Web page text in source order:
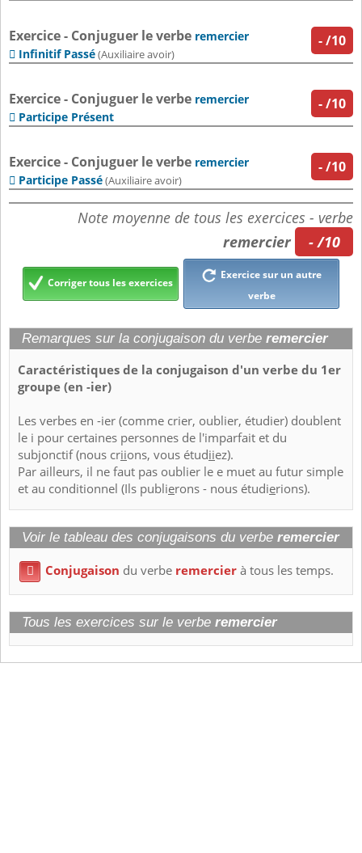
-/10
Exercice - Conjuguer le verbe remercier
 Infinitif Passé(Auxiliaire avoir)
-/10
Exercice - Conjuguer le verbe remercier
 Participe Présent
-/10
Exercice - Conjuguer le verbe remercier
 Participe Passé(Auxiliaire avoir)
Note moyenne de tous les exercices - verbe
remercier
- /10
Corriger tous les exercices
Exercice sur un autre
verbe
Remarques sur la conjugaison du verbe remercier
Caractéristiques de la conjugaison d'un verbe du 1er
groupe (en -ier)
Les verbes en -ier (comme crier, oublier, étudier) doublent
le i pour certaines personnes de l'imparfait et du
subjonctif (nous criions, vous étudiiez).
Par ailleurs, il ne faut pas oublier le e muet au futur simple
et au conditionnel (Ils publierons - nous étudierions).
Voir le tableau des conjugaisons du verbe remercier
 Conjugaison du verbe remercierà tous les temps.
Tous les exercices sur le verbe remercier